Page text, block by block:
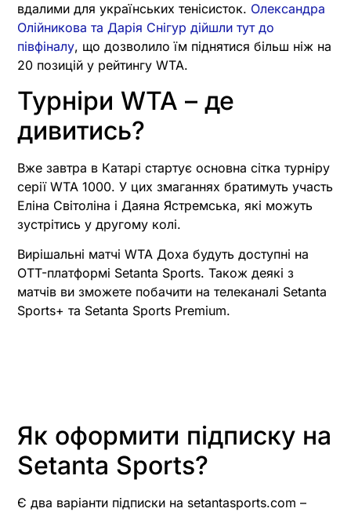
вдалими для українських тенісисток. Олександра
Олійникова та Дарія Снігур дійшли тут до
півфіналу, що дозволило їм піднятися більш ніж на
20 позицій у рейтингу WTA.
Турніри WTA – де
дивитись?
Вже завтра в Катарі стартує основна сітка турніру
серії WTA 1000. У цих змаганнях братимуть участь
Еліна Світоліна і Даяна Ястремська, які можуть
зустрітись у другому колі.
Вирішальні матчі WTA Доха будуть доступні на
OTT-платформі Setanta Sports. Також деякі з
матчів ви зможете побачити на телеканалі Setanta
Sports+ та Setanta Sports Premium.
Як оформити підписку на
Setanta Sports?
Є два варіанти підписки на setantasports.com –